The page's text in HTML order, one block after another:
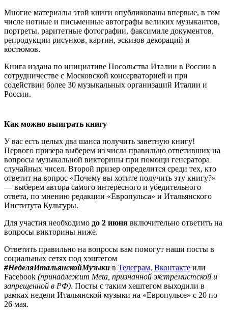
Многие материалы этой книги опубликованы впервые, в том
числе нотные и письменные автографы великих музыкантов,
портреты, раритетные фотографии, факсимиле документов,
репродукции рисунков, картин, эскизов декораций и
костюмов.
Книга издана по инициативе Посольства Италии в России в
сотрудничестве с Московской консерваторией и при
содействии более 30 музыкальных организаций Италии и
России.
Как можно выиграть книгу
У вас есть целых два шанса получить заветную книгу!
Первого призера выберем из числа правильно ответивших на
вопросы музыкальной викторины при помощи генератора
случайных чисел. Второй призер определится среди тех, кто
ответит на вопрос «Почему вы хотите получить эту книгу?»
— выберем автора самого интересного и убедительного
ответа, по мнению редакции «Европульса» и Итальянского
Института Культуры.
Для участия необходимо до 2 июня включительно ответить на
вопросы викторины ниже.
Ответить правильно на вопросы вам помогут наши посты в
социальных сетях под хэштегом
#НеделяИтальянскойМузыки в Телеграм, Вконтакте или
Facebook (принадлежит Meta, признанной экстремистской и
запрещенной в РФ). Посты с таким хештегом выходили в
рамках недели Итальянской музыки на «Европульсе» с 20 по
26 мая.